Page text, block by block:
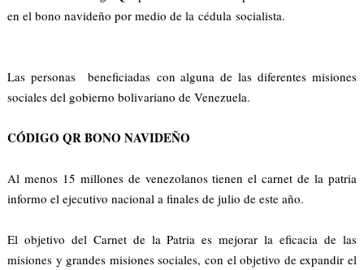
en el bono navideño por medio de la cédula socialista.
Las personas beneficiadas con alguna de las diferentes misiones
sociales del gobierno bolivariano de Venezuela.
CÓDIGO QR BONO NAVIDEÑO
Al menos 15 millones de venezolanos tienen el carnet de la patria
informo el ejecutivo nacional a finales de julio de este año.
El objetivo del Carnet de la Patria es mejorar la eficacia de las
misiones y grandes misiones sociales, con el objetivo de expandir el